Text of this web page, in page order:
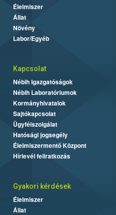
Élelmiszer
Állat
Növény
Labor/Egyéb
Kapcsolat
Nébih Igazgatóságok
Nébih Laboratóriumok
Kormányhivatalok
Sajtókapcsolat
Ügyfélszolgálat
Hatósági jogsegély
Élelmiszermentő Központ
Hírlevél feliratkozás
Gyakori kérdések
Élelmiszer
Állat